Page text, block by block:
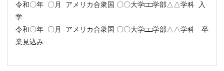
令和〇年 〇月 アメリカ合衆国 〇〇大学□□学部△△学科 入
学
令和〇年 〇月 アメリカ合衆国 〇〇大学□□学部△△学科 卒
業見込み